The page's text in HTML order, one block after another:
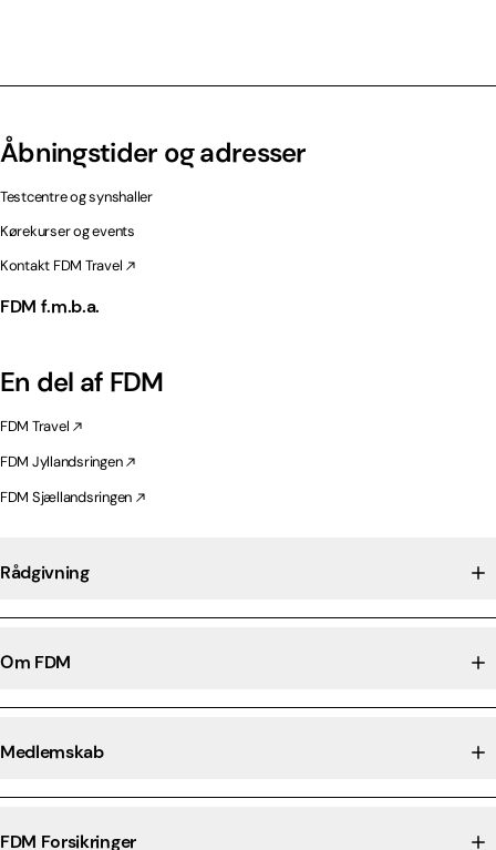
Åbningstider og adresser
Testcentre og synshaller
Kørekurser og events
Kontakt FDM Travel
FDM f.m.b.a.
En del af FDM
FDM Travel
FDM Jyllandsringen
FDM Sjællandsringen
Rådgivning
Om FDM
Medlemskab
FDM Forsikringer